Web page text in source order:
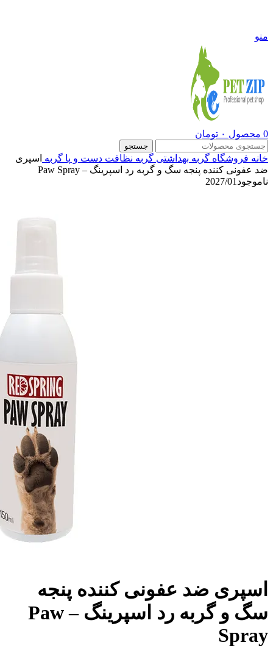
منو
0 محصول ۰ تومان
جستجو
خانه فروشگاه گربه بهداشتی گربه نظافت دست و پا گربه اسپری
ضد عفونی کننده پنجه سگ و گربه رد اسپرینگ – Paw Spray
ناموجود 2027/01
اسپری ضد عفونی کننده پنجه
سگ و گربه رد اسپرینگ – Paw
Spray